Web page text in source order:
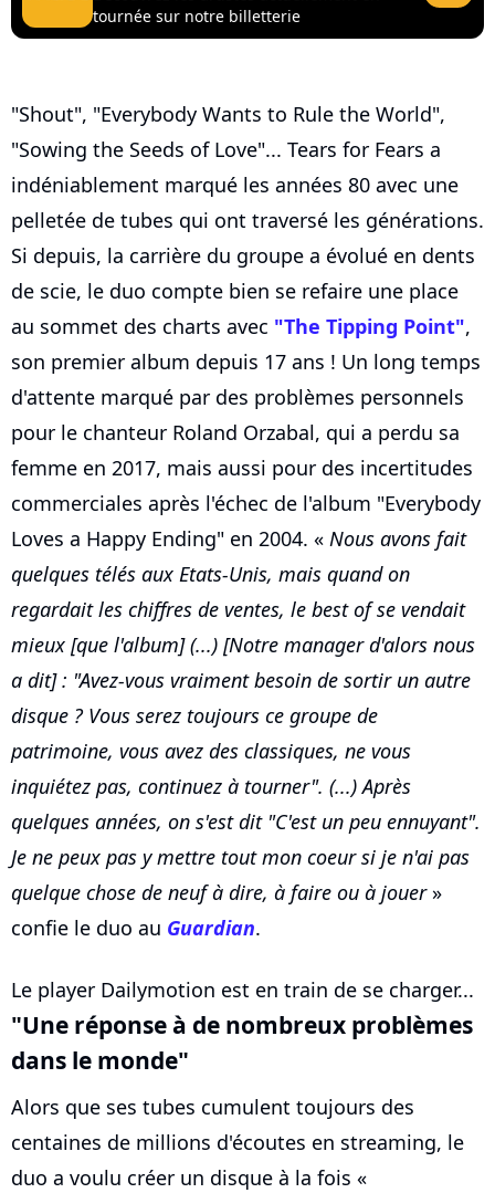
tournée sur notre billetterie
"Shout", "Everybody Wants to Rule the World",
"Sowing the Seeds of Love"... Tears for Fears a
indéniablement marqué les années 80 avec une
pelletée de tubes qui ont traversé les générations.
Si depuis, la carrière du groupe a évolué en dents
de scie, le duo compte bien se refaire une place
au sommet des charts avec "The Tipping Point",
son premier album depuis 17 ans ! Un long temps
d'attente marqué par des problèmes personnels
pour le chanteur Roland Orzabal, qui a perdu sa
femme en 2017, mais aussi pour des incertitudes
commerciales après l'échec de l'album "Everybody
Loves a Happy Ending" en 2004. « Nous avons fait
quelques télés aux Etats-Unis, mais quand on
regardait les chiffres de ventes, le best of se vendait
mieux [que l'album] (...) [Notre manager d'alors nous
a dit] : "Avez-vous vraiment besoin de sortir un autre
disque ? Vous serez toujours ce groupe de
patrimoine, vous avez des classiques, ne vous
inquiétez pas, continuez à tourner". (...) Après
quelques années, on s'est dit "C'est un peu ennuyant".
Je ne peux pas y mettre tout mon coeur si je n'ai pas
quelque chose de neuf à dire, à faire ou à jouer»
confie le duo au Guardian.
Le player Dailymotion est en train de se charger...
"Une réponse à de nombreux problèmes
dans le monde"
Alors que ses tubes cumulent toujours des
centaines de millions d'écoutes en streaming, le
duo a voulu créer un disque à la fois «